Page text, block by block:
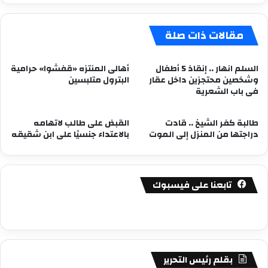
مقالات ذات صلة
السلم انهار .. إنقاذ 5 أطفال
وشخصين محتجزين داخل عقار
فى باب الشعرية
أهالى المنتزه «قفشوا» حرامية
البترول متلبسين
طالبة كفر الشيخ .. قادت
دراجتها من المنزل إلى الموت
القبض على طالب لاتهامه
بالاعتداء جنسيًا على ابن شقيقه
تابعنا على فيسبوك
بقلم رئيس التحرير